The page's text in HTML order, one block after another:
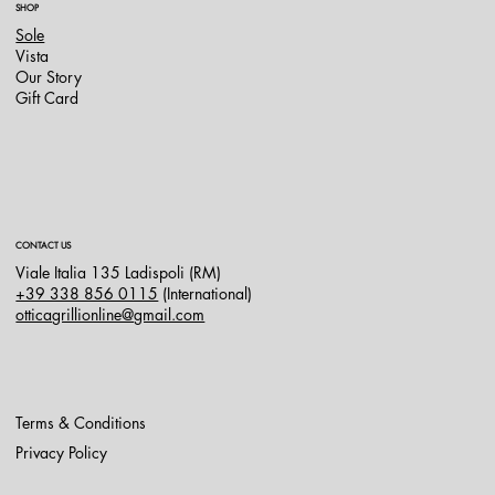
SHOP
Sole
Vista
Our Story
Gift Card
CONTACT US
Viale Italia 135 Ladispoli (RM)
+39 338 856 0115 (International)
otticagrillionline@gmail.com
Terms & Conditions
Privacy Policy